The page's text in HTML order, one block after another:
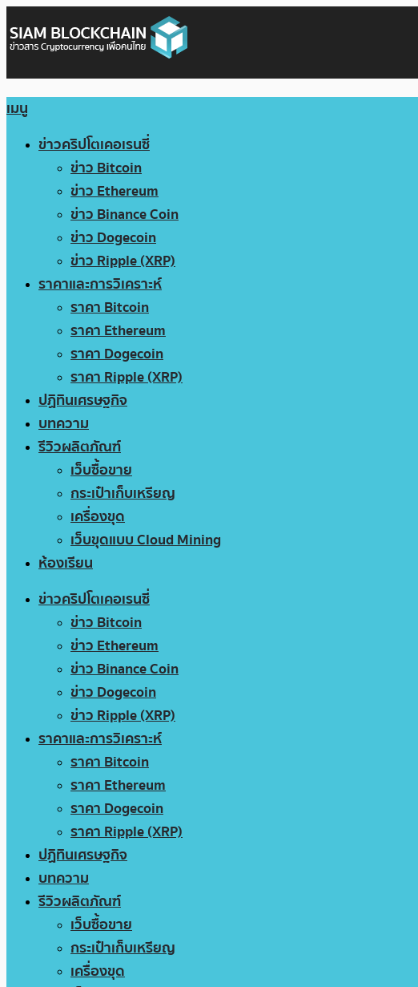
เมนู
ข่าวคริปโตเคอเรนซี่
ข่าว Bitcoin
ข่าว Ethereum
ข่าว Binance Coin
ข่าว Dogecoin
ข่าว Ripple (XRP)
ราคาและการวิเคราะห์
ราคา Bitcoin
ราคา Ethereum
ราคา Dogecoin
ราคา Ripple (XRP)
ปฏิทินเศรษฐกิจ
บทความ
รีวิวผลิตภัณฑ์
เว็บซื้อขาย
กระเป๋าเก็บเหรียญ
เครื่องขุด
เว็บขุดแบบ Cloud Mining
ห้องเรียน
ข่าวคริปโตเคอเรนซี่
ข่าว Bitcoin
ข่าว Ethereum
ข่าว Binance Coin
ข่าว Dogecoin
ข่าว Ripple (XRP)
ราคาและการวิเคราะห์
ราคา Bitcoin
ราคา Ethereum
ราคา Dogecoin
ราคา Ripple (XRP)
ปฏิทินเศรษฐกิจ
บทความ
รีวิวผลิตภัณฑ์
เว็บซื้อขาย
กระเป๋าเก็บเหรียญ
เครื่องขุด